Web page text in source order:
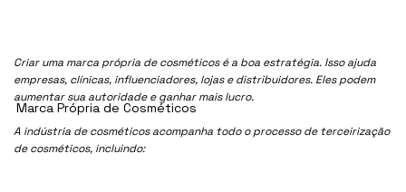
Criar uma marca própria de cosméticos é a boa estratégia. Isso ajuda
empresas, clínicas, influenciadores, lojas e distribuidores. Eles podem
aumentar sua autoridade e ganhar mais lucro.
A indústria de cosméticos acompanha todo o processo de terceirização
de cosméticos, incluindo:
Marca Própria de Cosméticos